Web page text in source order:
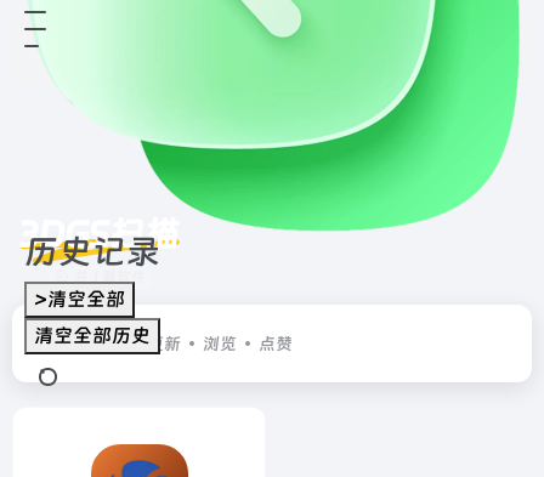
历史记录
>清空全部
清空全部历史
3DGS扫描
排序 发布 更新 浏览 点赞